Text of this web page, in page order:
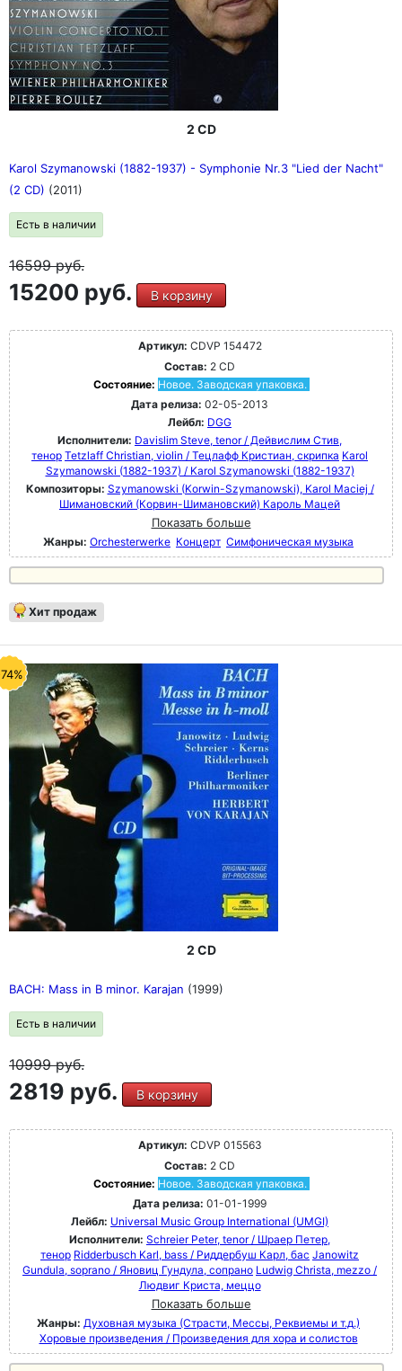
2 CD
Karol Szymanowski (1882-1937) - Symphonie Nr.3 "Lied der Nacht"
(2 CD) (2011)
Есть в наличии
16599руб.
15200 руб. В корзину
Артикул: CDVP 154472
Состав: 2 CD
Состояние: Новое. Заводская упаковка.
Дата релиза: 02-05-2013
Лейбл: DGG
Исполнители: Davislim Steve, tenor / Дейвислим Стив,
тенор Tetzlaff Christian, violin / Тецлафф Кристиан, скрипка Karol
Szymanowski (1882-1937) / Karol Szymanowski (1882-1937)
Композиторы: Szymanowski (Korwin-Szymanowski), Karol Maciej /
Шимановский (Корвин-Шимановский) Кароль Мацей
Показать больше
Жанры: Orchesterwerke Концерт Симфоническая музыка
Хит продаж
2 CD
BACH: Mass in B minor. Karajan (1999)
Есть в наличии
10999руб.
2819 руб. В корзину
Артикул: CDVP 015563
Состав: 2 CD
Состояние: Новое. Заводская упаковка.
Дата релиза: 01-01-1999
Лейбл: Universal Music Group International (UMGI)
Исполнители: Schreier Peter, tenor / Шраер Петер,
тенор Ridderbusch Karl, bass / Риддербуш Карл, бас Janowitz
Gundula, soprano / Яновиц Гундула, сопрано Ludwig Christa, mezzo /
Людвиг Криста, меццо
Показать больше
Жанры: Духовная музыка (Страсти, Мессы, Реквиемы и т.д.)
Хоровые произведения / Произведения для хора и солистов